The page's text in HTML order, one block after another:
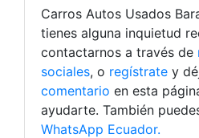
Carros Autos Usados
tienes alguna inquietud
contactarnos a través de
sociales, o regístrate y
comentario en esta
ayudarte. También
WhatsApp Ecuador.